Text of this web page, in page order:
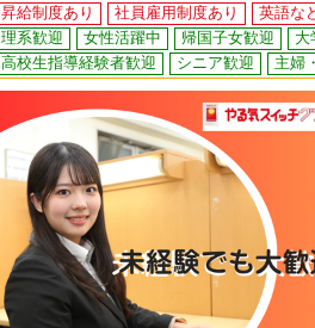
昇給制度あり
社員雇用制度あり 英語な
理系歓迎
女性活躍中 帰国子女歓迎 大
高校生指導経験者歓迎
シニア歓迎 主婦